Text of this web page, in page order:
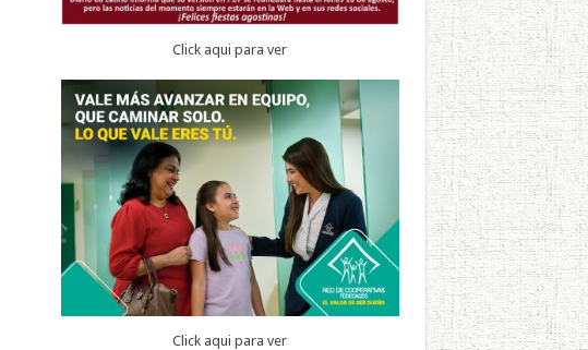
Click aqui para ver
Click aqui para ver